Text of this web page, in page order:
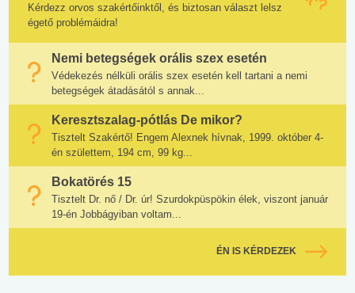
Kérdezz orvos szakértőinktől, és biztosan választ lelsz
égető problémáidra!
Nemi betegségek orális szex esetén
Védekezés nélküli orális szex esetén kell tartani a nemi
betegségek átadásától s annak...
Keresztszalag-pótlás De mikor?
Tisztelt Szakértő! Engem Alexnek hívnak, 1999. október 4-
én születtem, 194 cm, 99 kg...
Bokatörés 15
Tisztelt Dr. nő / Dr. úr! Szurdokpüspökin élek, viszont január
19-én Jobbágyiban voltam...
ÉN IS KÉRDEZEK